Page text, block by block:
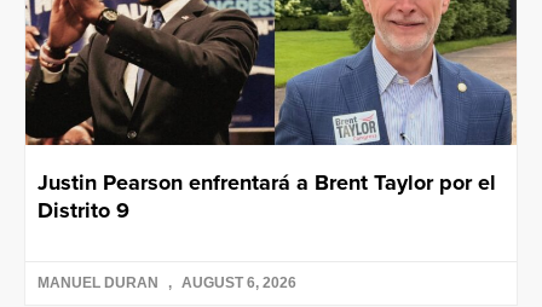
Justin Pearson enfrentará a Brent Taylor por el
Distrito 9
MANUEL DURAN AUGUST 6, 2026